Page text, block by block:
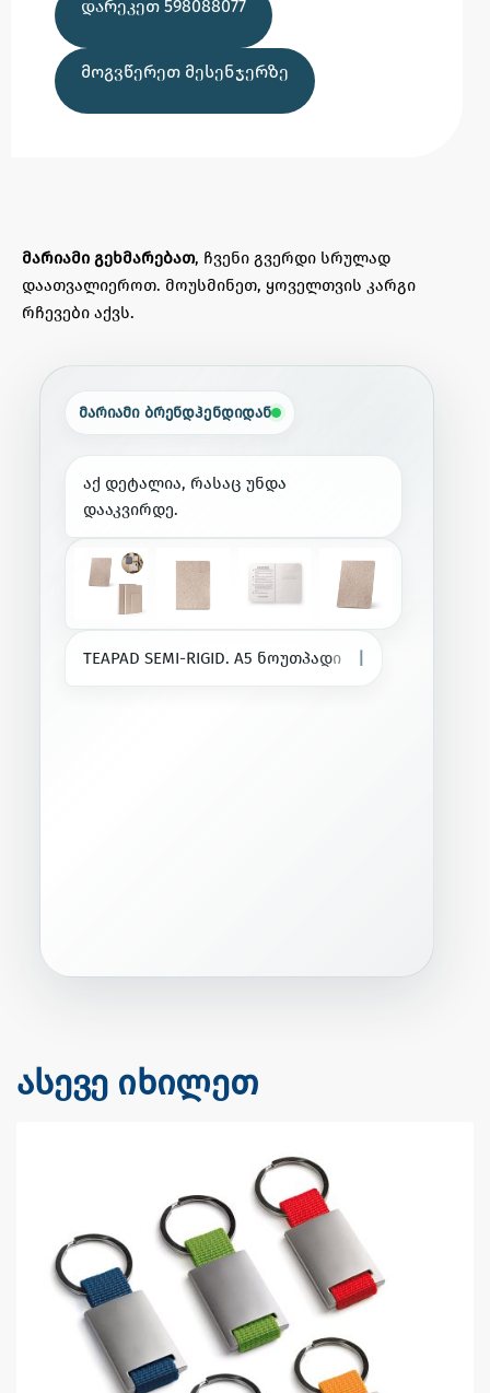
ᲓᲐᲠᲔᲙᲔᲗ 598088077
ᲛᲝᲒᲕᲬᲔᲠᲔᲗ ᲛᲔᲡᲔᲜᲯᲔᲠᲖᲔ
მარიამი გეხმარებათ, ჩვენი გვერდი სრულად
დაათვალიეროთ. მოუსმინეთ, ყოველთვის კარგი
რჩევები აქვს.
მარიამი ბრენდჰენდიდან
აქ დეტალია, რასაც უნდა
დააკვირდე.
TEAPAD SEMI-RIGID. A5 ნოუთპადი
ასევე იხილეთ